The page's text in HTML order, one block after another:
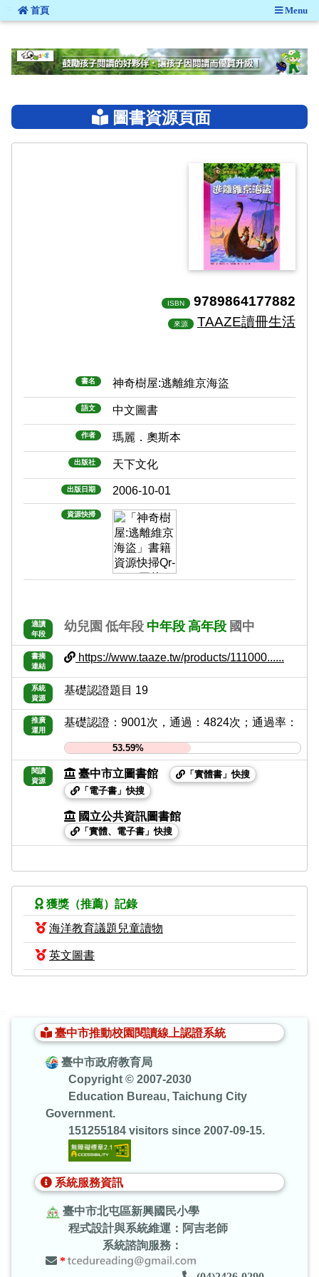
::: 首頁 Menu
圖書資源頁面
ISBN 9789864177882
來源 TAAZE讀冊生活
書名 神奇樹屋:逃離維京海盜
語文 中文圖書
作者 瑪麗．奧斯本
出版社 天下文化
出版日期 2006-10-01
資源快掃
適讀
年段
幼兒園 低年段 中年段 高年段 國中
書摘
連結
https://www.taaze.tw/products/111000......
系統
資源
基礎認證題目 19
推廣
運用
基礎認證：9001次，通過：4824次；通過率：
53.59%
閱讀
資源
臺中市立圖書館
「實體書」快搜
「電子書」快搜
國立公共資訊圖書館
「實體、電子書」快搜
獲獎（推薦）記錄
海洋教育議題兒童讀物
英文圖書
臺中市推動校園閱讀線上認證系統
臺中市政府教育局
Copyright © 2007-2030
Education Bureau, Taichung City
Government.
151255184 visitors since 2007-09-15.
系統服務資訊
臺中市北屯區新興國民小學
程式設計與系統維運：阿吉老師
系統諮詢服務：
*